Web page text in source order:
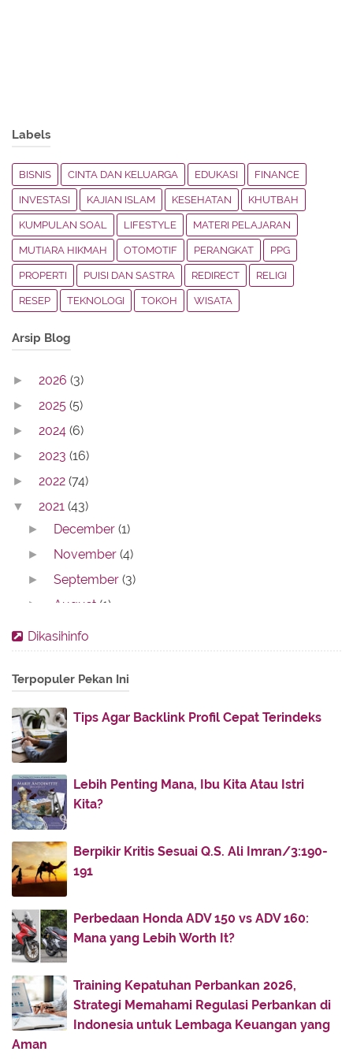
Labels
BISNIS CINTA DAN KELUARGA EDUKASI FINANCE
INVESTASI KAJIAN ISLAM KESEHATAN KHUTBAH
KUMPULAN SOAL LIFESTYLE MATERI PELAJARAN
MUTIARA HIKMAH OTOMOTIF PERANGKAT PPG
PROPERTI PUISI DAN SASTRA REDIRECT RELIGI
RESEP TEKNOLOGI TOKOH WISATA
Arsip Blog
► 2026 (3)
► 2025 (5)
► 2024 (6)
► 2023 (16)
► 2022 (74)
▼ 2021 (43)
► December(1)
► November(4)
► September(3)
► August (1)
► July(2)
► May(10)
► April
▼ March
Cara Mudah Berbelanja di Toko SehatQ.com
Sifat Wajib Allah yang Harus Diketahui
► February
January
► 2020 (59)
►
► 2018 (11)
► 2017 (142)
► 2016
► 2013 (28)
► 2012 (86)
► 2011
Dikasihinfo
Terpopuler Pekan Ini
Tips Agar Backlink Profil Cepat Terindeks
Lebih Penting Mana, Ibu Kita Atau Istri
Kita?
Berpikir Kritis Sesuai Q.S. Ali Imran/3:190-
191
Perbedaan Honda ADV 150 vs ADV 160:
Mana yang Lebih Worth It?
Training Kepatuhan Perbankan 2026,
Strategi Memahami Regulasi Perbankan di
Indonesia untuk Lembaga Keuangan yang
Aman